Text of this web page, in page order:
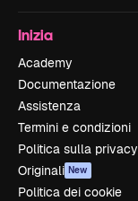
Inizia
Academy
Documentazione
Assistenza
Termini e condizioni
Politica sulla privacy
Originali New
Politica dei cookie